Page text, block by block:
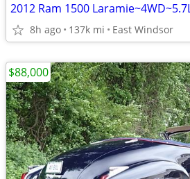
8h ago 137k mi East Windsor
$88,000